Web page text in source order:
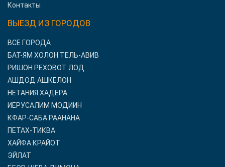
Контакты
ВЫЕЗД ИЗ ГОРОДОВ
ВСЕ ГОРОДА
БАТ-ЯМ ХОЛОН ТЕЛЬ-АВИВ
РИШОН РЕХОВОТ ЛОД
АШДОД АШКЕЛОН
НЕТАНИЯ ХАДЕРА
ИЕРУСАЛИМ МОДИИН
КФАР-САБА РААНАНА
ПЕТАХ-ТИКВА
ХАЙФА КРАЙОТ
ЭЙЛАТ